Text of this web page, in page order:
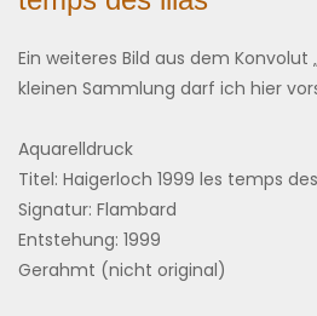
Ein weiteres Bild aus dem Konvolut
kleinen Sammlung darf ich hier
Aquarelldruck
Titel: Haigerloch 1999 les temps
Signatur: Flambard
Entstehung: 1999
Gerahmt (nicht original)